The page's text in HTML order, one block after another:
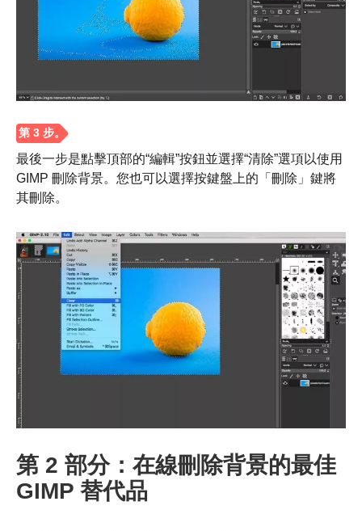
步驟4。
步驟1。
最後一步是點擊頂部的“編輯”按鈕並選擇“清除”選項以使用
GIMP 刪除背景。您也可以選擇按鍵盤上的「刪除」鍵將
其刪除。
第 2 部分：在線刪除背景的最佳
GIMP 替代品